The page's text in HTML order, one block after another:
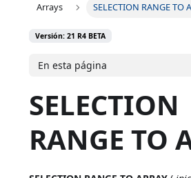
Arrays
SELECTION RANGE TO
Versión: 21 R4 BETA
En esta página
SELECTION
RANGE TO